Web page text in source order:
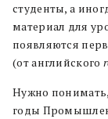
студенты, а
материал для
появляются
(от английского
Нужно
годы